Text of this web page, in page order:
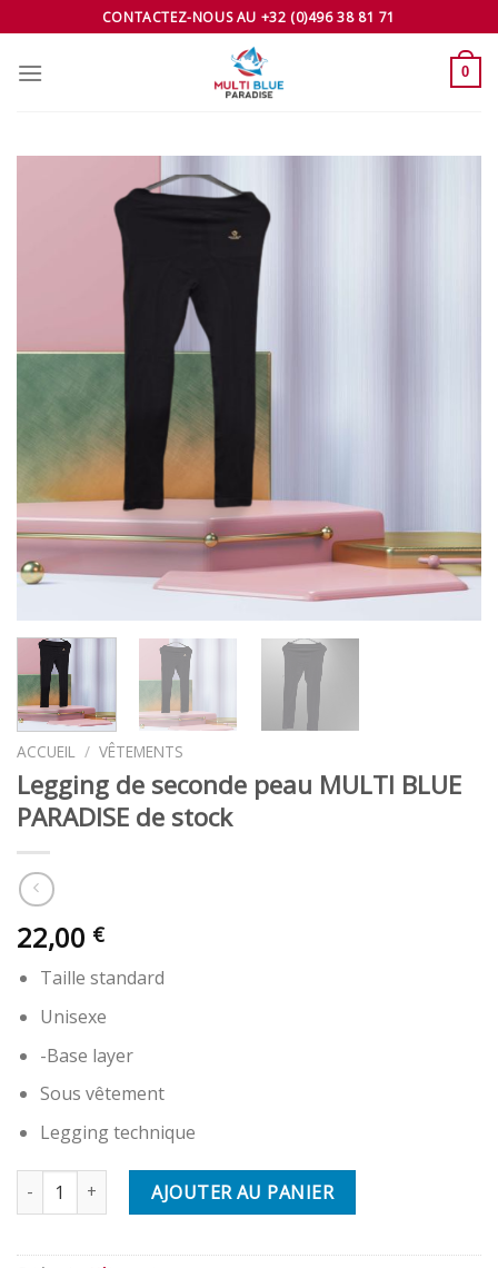
to
content
CONTACTEZ-NOUS AU +32 (0)496 38 81 71
0
ACCUEIL / VÊTEMENTS
Legging de seconde peau MULTI BLUE
PARADISE de stock
22,00 €
Taille standard
Unisexe
-Base layer
Sous vêtement
Legging technique
quantité de Legging de seconde peau MULTI BLUE PARADISE
AJOUTER AU PANIER